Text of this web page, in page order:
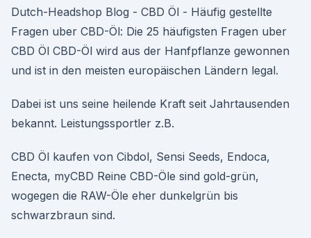
Dutch-Headshop Blog - CBD Öl - Häufig gestellte
Fragen uber CBD-Öl: Die 25 häufigsten Fragen uber
CBD Öl CBD-Öl wird aus der Hanfpflanze gewonnen
und ist in den meisten europäischen Ländern legal.
Dabei ist uns seine heilende Kraft seit Jahrtausenden
bekannt. Leistungssportler z.B.
CBD Öl kaufen von Cibdol, Sensi Seeds, Endoca,
Enecta, myCBD Reine CBD-Öle sind gold-grün,
wogegen die RAW-Öle eher dunkelgrün bis
schwarzbraun sind.